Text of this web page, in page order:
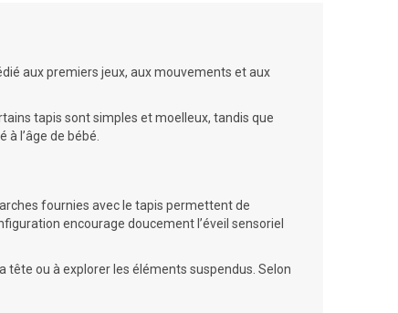
aux premiers jeux, aux mouvements et aux
tapis sont simples et moelleux, tandis que
l’âge de bébé.
fournies avec le tapis permettent de
encourage doucement l’éveil sensoriel
tête ou à explorer les éléments suspendus. Selon